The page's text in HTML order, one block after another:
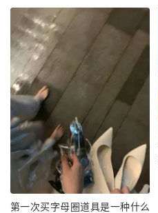
第一次买字母圈道具是一种什么